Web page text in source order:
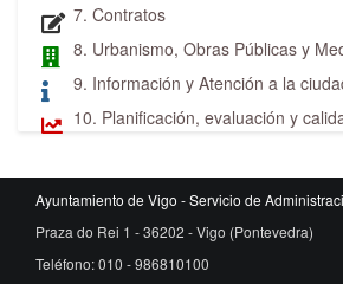
7. Contratos
8. Urbanismo, Obras Públicas y
9. Información y Atención a la
10. Planificación, evaluación y
Ayuntamiento de Vigo - Servicio de
Praza do Rei 1 - 36202 - Vigo (Pontevedra)
Teléfono: 010 - 986810100